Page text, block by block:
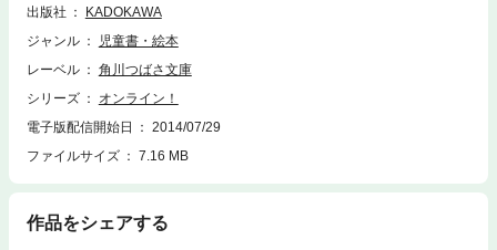
出版社
KADOKAWA
ジャンル
児童書・絵本
レーベル
角川つばさ文庫
シリーズ
オンライン！
電子版配信開始日
2014/07/29
ファイルサイズ
7.16 MB
作品をシェアする